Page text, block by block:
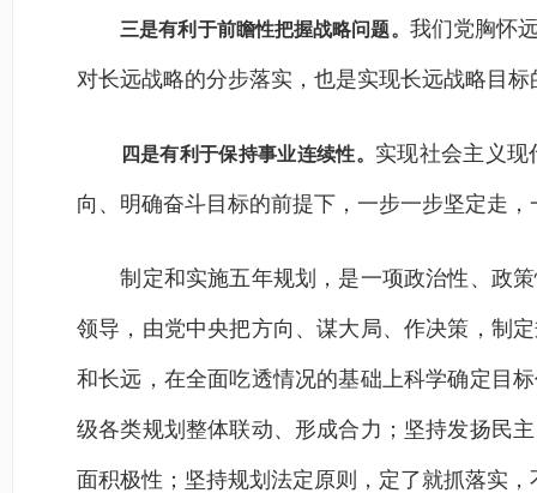
三是有利于前瞻性把握战略问题。 我们党胸怀
对长远战略的分步落实，也是实现长远战略目标
四是有利于保持事业连续性。 实现社会主义
向、明确奋斗目标的前提下，一步一步坚定走
制定和实施五年规划，是一项政治性、政策
领导，由党中央把方向、谋大局、作决策，制
和长远，在全面吃透情况的基础上科学确定目
级各类规划整体联动、形成合力；坚持发扬民
面积极性；坚持规划法定原则，定了就抓落实